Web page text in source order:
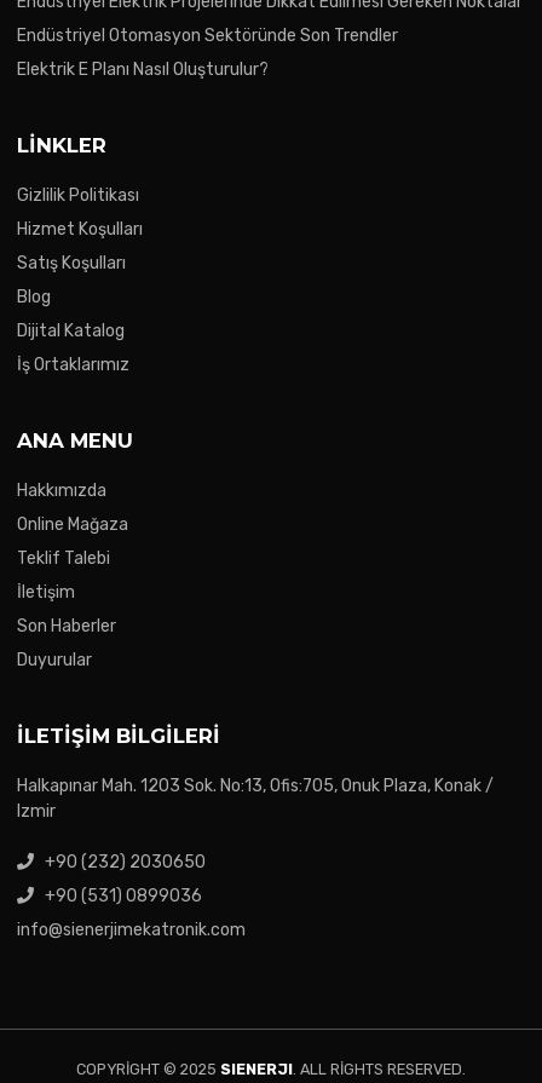
Endüstriyel Otomasyon Sektöründe Son Trendler
Elektrik E Planı Nasıl Oluşturulur?
LINKLER
Gizlilik Politikası
Hizmet Koşulları
Satış Koşulları
Blog
Dijital Katalog
İş Ortaklarımız
ANA MENU
Hakkımızda
Online Mağaza
Teklif Talebi
İletişim
Son Haberler
Duyurular
İLETIŞIM BILGILERI
Halkapınar Mah. 1203 Sok. No:13, Ofis:705, Onuk Plaza, Konak /
Izmir
+90 (232) 2030650
+90 (531) 0899036
info@sienerjimekatronik.com
COPYRIGHT © 2025 SIENERJI. ALL RIGHTS RESERVED.